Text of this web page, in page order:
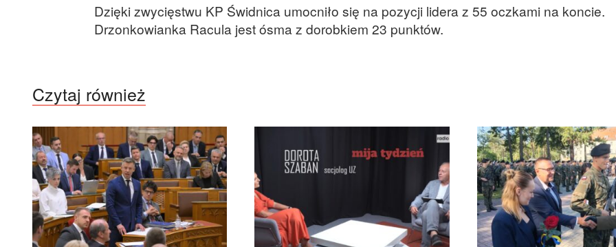
Dzięki zwycięstwu KP Świdnica umocniło się na pozycji lidera z 55 oczkami na koncie.
Drzonkowianka Racula jest ósma z dorobkiem 23 punktów.
Czytaj również